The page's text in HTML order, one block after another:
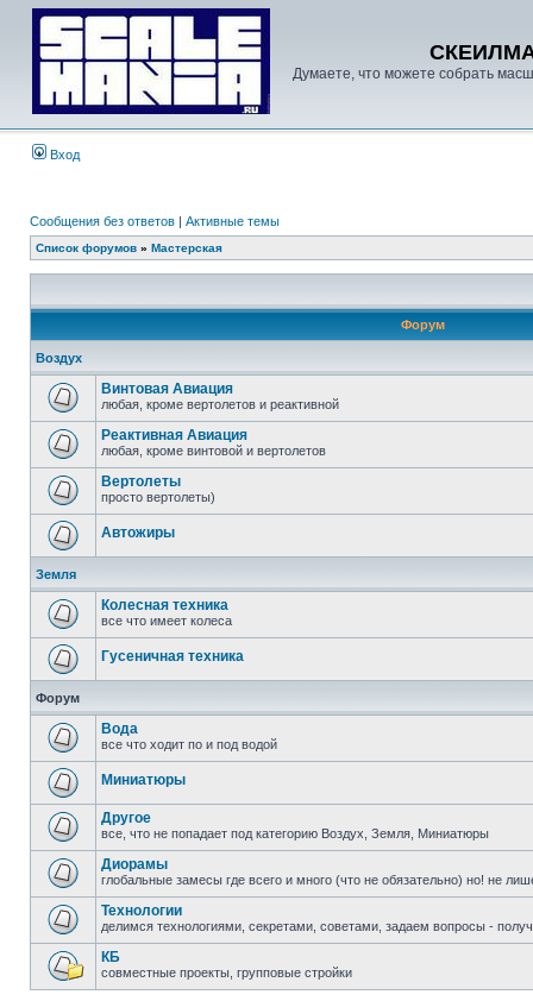
Думаете, что можете собрать
Вход
Сообщения без ответов | Активные темы
Список форумов » Мастерская
Форум
Воздух
Винтовая Авиация
любая, кроме вертолетов и реактивной
Реактивная Авиация
любая, кроме винтовой и вертолетов
Вертолеты
просто вертолеты)
Автожиры
Земля
Колесная техника
все что имеет колеса
Гусеничная техника
Форум
Вода
все что ходит по и под водой
Миниатюры
Другое
все, что не попадает под категорию Воздух, Земля, Миниатюры
Диорамы
глобальные замесы где всего и много (что не обязательно) но! не
Технологии
делимся технологиями, секретами, советами, задаем вопросы -
КБ
совместные проекты, групповые стройки